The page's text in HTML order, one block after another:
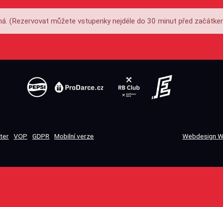
(Rezervovat můžete vstupenky nejdéle do 30 minut před
VOP GDPR Mobilní verze Webdesign